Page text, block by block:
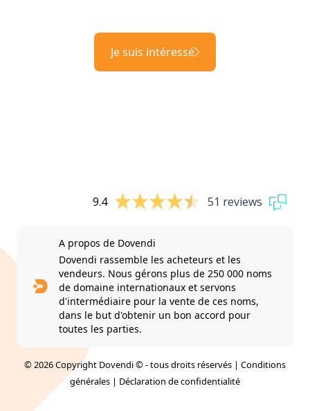
Je suis intéressé
9.4 51 reviews
A propos de Dovendi
Dovendi rassemble les acheteurs et les
vendeurs. Nous gérons plus de 250 000 noms
de domaine internationaux et servons
d'intermédiaire pour la vente de ces noms,
dans le but d'obtenir un bon accord pour
toutes les parties.
© 2026 Copyright Dovendi © - tous droits réservés | Conditions
générales | Déclaration de confidentialité